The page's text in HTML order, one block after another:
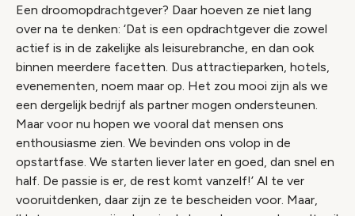
Een droomopdrachtgever? Daar hoeven ze niet lang
over na te denken: ‘Dat is een opdrachtgever die zowel
actief is in de zakelijke als leisurebranche, en dan ook
binnen meerdere facetten. Dus attractieparken, hotels,
evenementen, noem maar op. Het zou mooi zijn als we
een dergelijk bedrijf als partner mogen ondersteunen.
Maar voor nu hopen we vooral dat mensen ons
enthousiasme zien. We bevinden ons volop in de
opstartfase. We starten liever later en goed, dan snel en
half. De passie is er, de rest komt vanzelf!’ Al te ver
vooruitdenken, daar zijn ze te bescheiden voor. Maar,